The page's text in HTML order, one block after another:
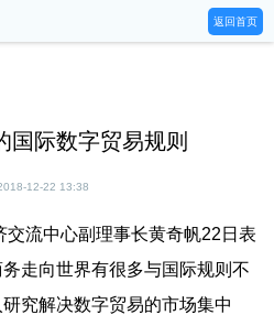
返回首页
国际数字贸易规则
12-22 13:38
流中心副理事长黄奇帆22日表
走向世界有很多与国际规则不
究解决数字贸易的市场集中